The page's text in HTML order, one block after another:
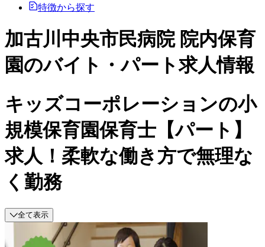
特徴から探す
加古川中央市民病院 院内保育
園のバイト・パート求人情報
キッズコーポレーションの小
規模保育園保育士【パート】
求人！柔軟な働き方で無理な
く勤務
全て表示